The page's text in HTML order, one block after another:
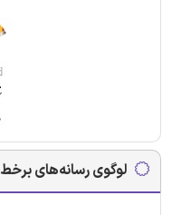
لوگوی رسانه‌های برخط